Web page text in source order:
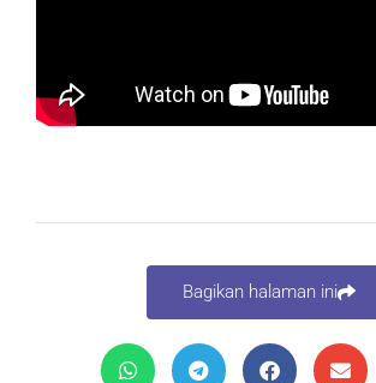
Bagikan halaman ini